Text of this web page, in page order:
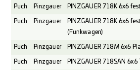
Puch Pinzgauer PINZGAUER 718K 6x6
Puch Pinzgauer
PINZGAUER 718K 6x6
(Funkwagen)
Puch Pinzgauer PINZGAUER 718M 6x6
Puch Pinzgauer PINZGAUER 718SAN